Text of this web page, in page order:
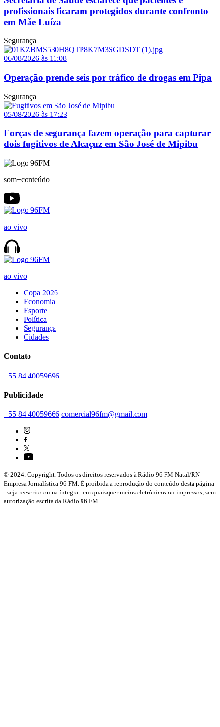
profissionais ficaram protegidos durante confronto
em Mãe Luíza
Segurança
06/08/2026 às 11:08
Operação prende seis por tráfico de drogas em Pipa
Segurança
05/08/2026 às 17:23
Forças de segurança fazem operação para capturar
dois fugitivos de Alcaçuz em São José de Mipibu
som+conteúdo
ao vivo
ao vivo
Copa 2026
Economia
Esporte
Política
Segurança
Cidades
Contato
+55 84 40059696
Publicidade
+55 84 40059666 comercial96fm@gmail.com
© 2024. Copyright. Todos os direitos reservados à Rádio 96 FM Natal/RN -
Empresa Jornalística 96 FM. É proibida a reprodução do conteúdo desta página
- seja reescrito ou na íntegra - em quaisquer meios eletrônicos ou impressos, sem
autorização escrita da Rádio 96 FM.